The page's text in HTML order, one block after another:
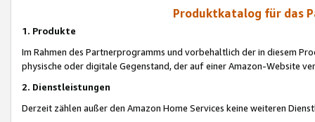
Produktkatalog für das
1. Produkte
Im Rahmen des Partnerprogramms und vorbehaltlich der in diesem
physische oder digitale Gegenstand, der auf einer Amazon-Website
2. Dienstleistungen
Derzeit zählen außer den Amazon Home Services keine weiteren